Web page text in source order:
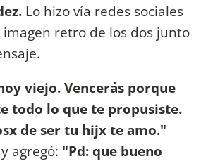
Lo hizo vía redes sociales
retro de los dos junto
viejo. Vencerás porque
todo lo que te propusiste.
de ser tu hijx te amo."
agregó: "Pd: que bueno